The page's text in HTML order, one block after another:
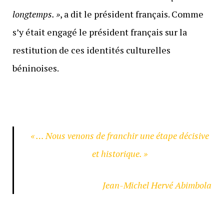
longtemps. », a dit le président français. Comme
s’y était engagé le président français sur la
restitution de ces identités culturelles
béninoises.
« … Nous venons de franchir une étape décisive
et historique. »
Jean-Michel Hervé Abimbola